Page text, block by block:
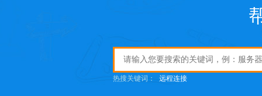
热搜关键词： 远程连接